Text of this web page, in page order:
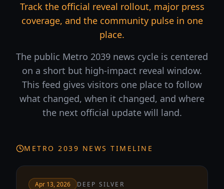
Track the official reveal rollout, major press
coverage, and the community pulse in one
place.
The public Metro 2039 news cycle is centered
on a short but high-impact reveal window.
This feed gives visitors one place to follow
what changed, when it changed, and where
the next official update will land.
METRO 2039 NEWS TIMELINE
Apr 13, 2026 DEEP SILVER